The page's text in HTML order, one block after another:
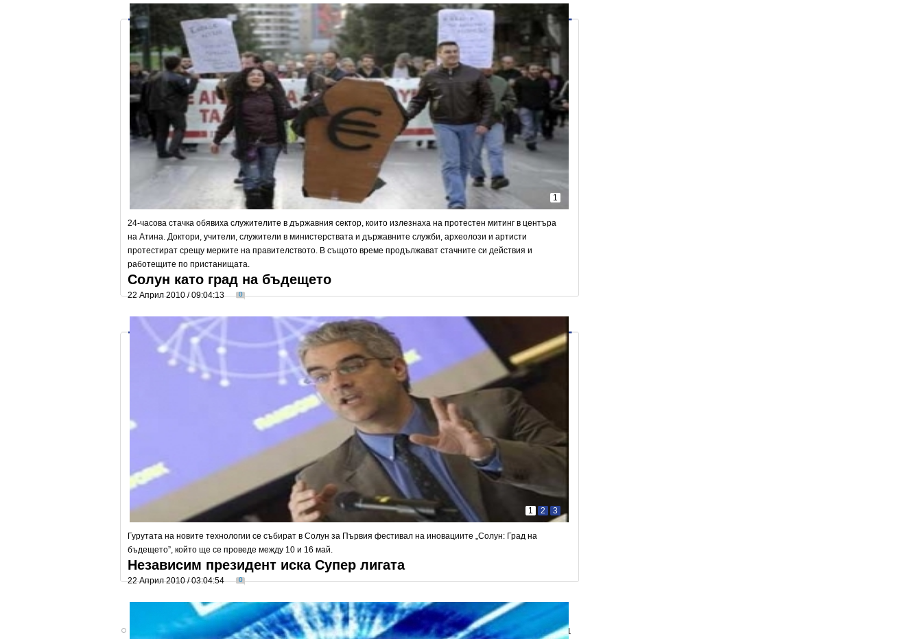
1
24-часова стачка обявиха служителите в държавния сектор, които излезнаха на протестен митинг в центъра
на Атина. Доктори, учители, служители в министерствата и държавните служби, археолози и артисти
протестират срещу мерките на правителството. В същото време продължават стачните си действия и
работещите по пристанищата.
Солун като град на бъдещето
22 Април 2010 / 09:04:13 0
3
2
1
Гурутата на новите технологии се събират в Солун за Първия фестивал на иновациите „Солун: Град на
бъдещето”, който ще се проведе между 10 и 16 май.
Независим президент иска Супер лигата
22 Април 2010 / 03:04:54 0
1